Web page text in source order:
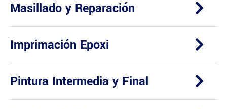
Masillado y Reparación
Imprimación Epoxi
Pintura Intermedia y Final